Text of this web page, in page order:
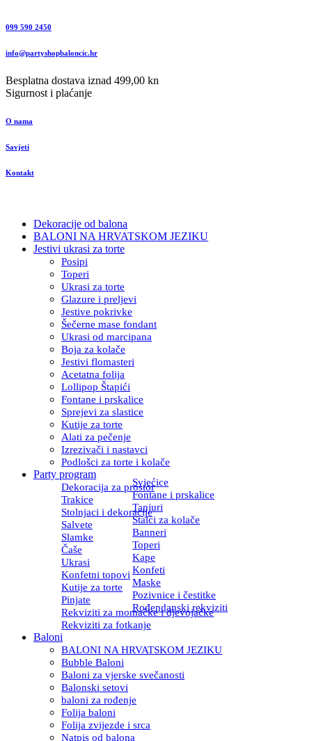
099 590 2450
info@partyshopbaloncic.hr
Besplatna dostava iznad 499,00 kn
Sigurnost i plaćanje
O nama
Savjeti
Kontakt
Dekoracije od balona
BALONI NA HRVATSKOM JEZIKU
Jestivi ukrasi za torte
Posipi
Toperi
Ukrasi za torte
Glazure i preljevi
Jestive pokrivke
Šečerne mase fondant
Ukrasi od marcipana
Boja za kolače
Jestivi flomasteri
Acetatna folija
Lollipop Štapići
Fontane i prskalice
Sprejevi za slastice
Kutije za torte
Alati za pečenje
Izrezivači i nastavci
Podlošci za torte i kolače
Party program
Dekoracija za prostor
Svjećice
Trakice
Fontane i prskalice
Stolnjaci i dekoracije
Tanjuri
Salvete
Stalci za kolače
Slamke
Banneri
Čaše
Toperi
Ukrasi
Kape
Konfetni topovi Konfeti
Kutije za torte
Maske
Pinjate
Pozivnice i čestitke
Rekviziti za momačke i djevojačke
Rođendanski rekviziti
Rekviziti za fotkanje
Baloni
BALONI NA HRVATSKOM JEZIKU
Bubble Baloni
Baloni za vjerske svečanosti
Balonski setovi
baloni za rođenje
Folija baloni
Folija zvijezde i srca
Natpis od balona